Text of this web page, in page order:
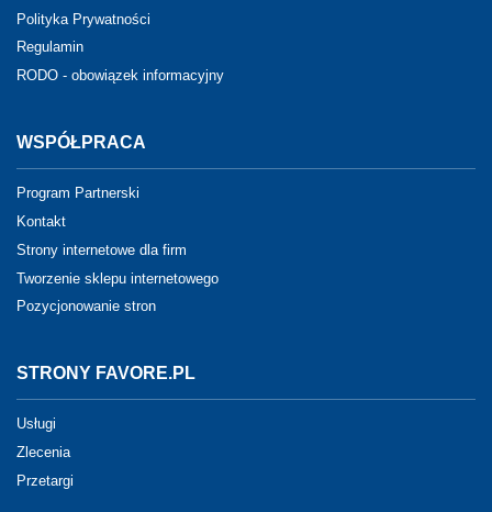
Polityka Prywatności
Regulamin
RODO - obowiązek informacyjny
WSPÓŁPRACA
Program Partnerski
Kontakt
Strony internetowe dla firm
Tworzenie sklepu internetowego
Pozycjonowanie stron
STRONY FAVORE.PL
Usługi
Zlecenia
Przetargi